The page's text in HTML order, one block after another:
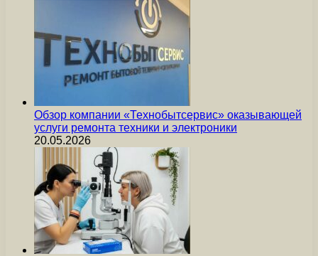
Обзор компании «Технобытсервис» оказывающей
услуги ремонта техники и электроники
20.05.2026